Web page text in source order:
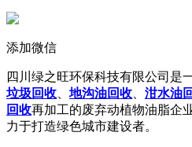
添加微信
四川绿之旺环保科技有限公司是
垃圾回收
地沟油回收 泔水油
回收再加工的废弃动植物油脂企
力于打造绿色城市建设者。